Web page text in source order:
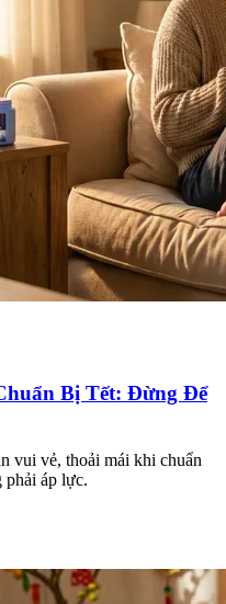
Bị Tết: Đừng Để
vui vẻ, thoải mái khi chuẩn
áp lực.